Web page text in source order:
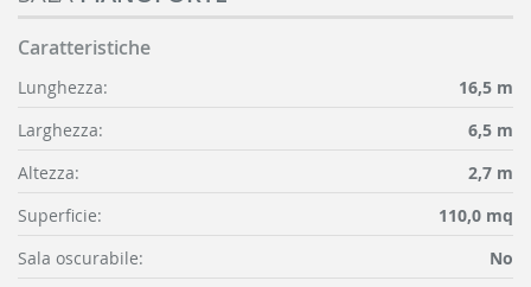
Caratteristiche
Lunghezza:
16,5 m
Larghezza:
6,5 m
Altezza:
2,7 m
Superficie:
110,0 mq
Sala oscurabile:
No